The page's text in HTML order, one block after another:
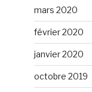
mars 2020
février 2020
janvier 2020
octobre 2019